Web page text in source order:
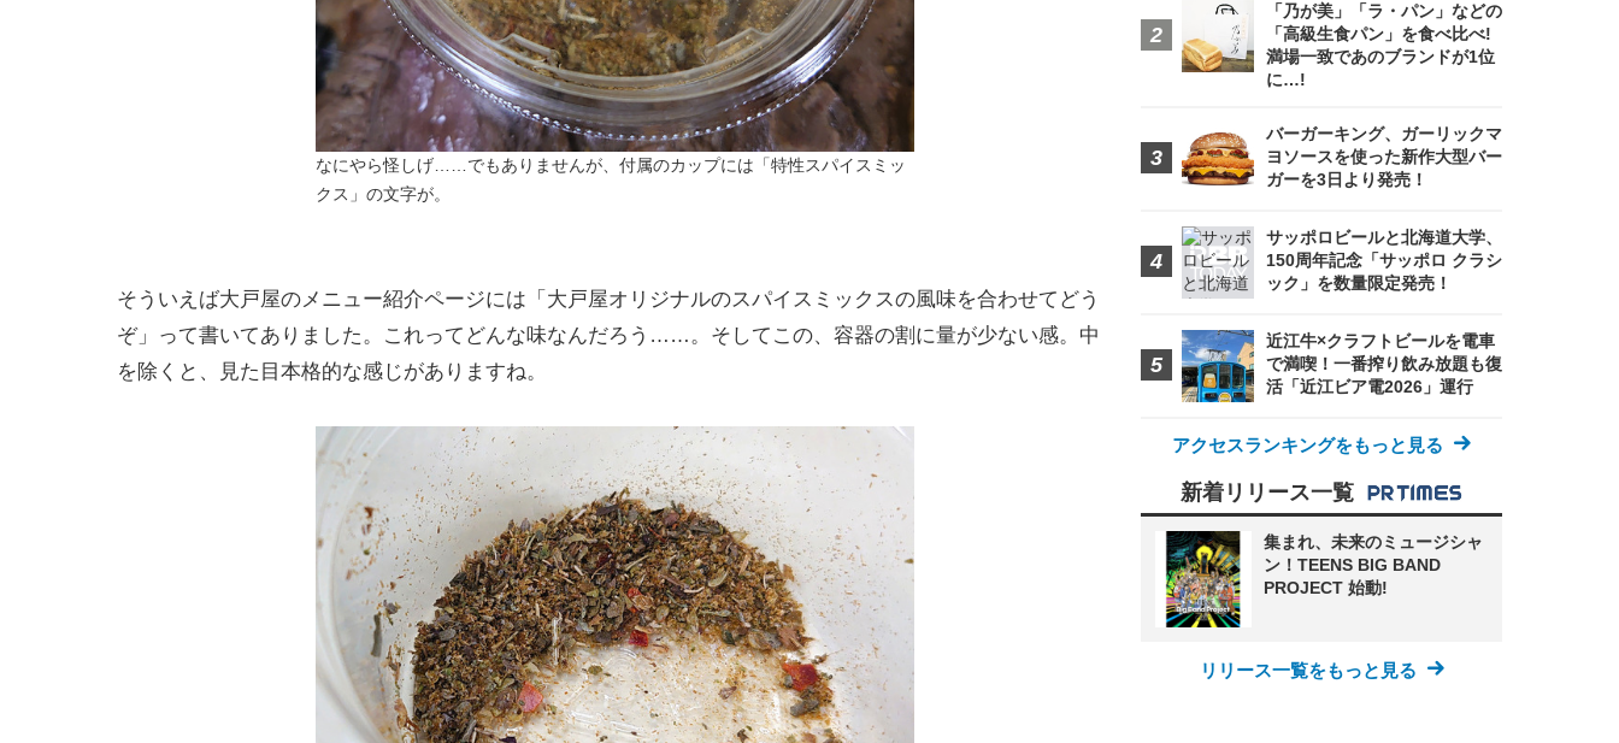
なにやら怪しげ……でもありませんが、付属のカップには「特性スパイスミッ
クス」の文字が。
そういえば大戸屋のメニュー紹介ページには「大戸屋オリジナルのスパイスミックスの風味を合わせてどう
ぞ」って書いてありました。これってどんな味なんだろう……。そしてこの、容器の割に量が少ない感。中
を除くと、見た目本格的な感じがありますね。
「乃が美」「ラ・パン」などの
「高級生食パン」を食べ比べ!
満場一致であのブランドが1位
に…!
バーガーキング、ガーリックマ
ヨソースを使った新作大型バー
ガーを3日より発売！
サッポロビールと北海道大学、
150周年記念「サッポロ クラシ
ック」を数量限定発売！
近江牛×クラフトビールを電車
で満喫！一番搾り飲み放題も復
活「近江ビア電2026」運行
アクセスランキングをもっと見る
新着リリース一覧
集まれ、未来のミュージシャ
ン！TEENS BIG BAND
PROJECT 始動!
リリース一覧をもっと見る